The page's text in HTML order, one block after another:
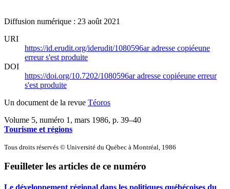
Diffusion numérique : 23 août 2021
URI
https://id.erudit.org/iderudit/1080596aradresse copiéeune
erreur s'est produite
DOI
https://doi.org/10.7202/1080596aradresse copiéeune erreur
s'est produite
Un document de la revue Téoros
Volume 5, numéro 1, mars 1986, p. 39–40
Tourisme et régions
Tous droits réservés © Université du Québec à Montréal, 1986
Feuilleter les articles de ce numéro